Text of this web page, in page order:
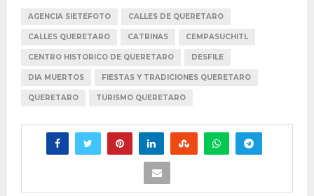
AGENCIA SIETEFOTO CALLES DE QUERETARO
CALLES QUERETARO CATRINAS CEMPASUCHITL
CENTRO HISTORICO DE QUERETARO DESFILE
DIA MUERTOS FIESTAS Y TRADICIONES QUERETARO
QUERETARO TURISMO QUERETARO